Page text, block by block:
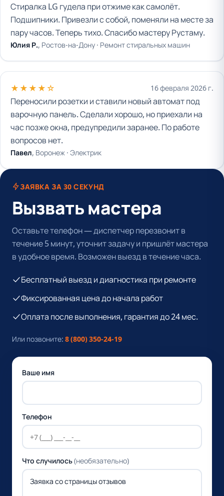
Стиралка LG гудела при отжиме как самолёт.
Подшипники. Привезли с собой, поменяли на месте за
пару часов. Теперь тихо. Спасибо мастеру Рустаму.
Юлия Р., Ростов-на-Дону · Ремонт стиральных машин
★★★★☆ 16 февраля 2026 г.
Переносили розетки и ставили новый автомат под
варочную панель. Сделали хорошо, но приехали на
час позже окна, предупредили заранее. По работе
вопросов нет.
Павел, Воронеж · Электрик
ЗАЯВКА ЗА 30 СЕКУНД
Вызвать мастера
Оставьте телефон — диспетчер перезвонит в
течение 5 минут, уточнит задачу и пришлёт мастера
в удобное время. Возможен выезд в течение часа.
Бесплатный выезд и диагностика при ремонте
Фиксированная цена до начала работ
Оплата после выполнения, гарантия до 24 мес.
Или позвоните: 8 (800) 350-24-19
Ваше имя
Телефон
Что случилось(необязательно)